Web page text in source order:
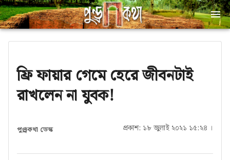
ফ্রি ফায়ার গেমে হেরে জীবনটাই
রাখলেন না যুবক!
পুণ্ড্রকথা ডেস্ক প্রকাশ: ১৮ জুলাই ২০২১ ১৫:২৪ ।